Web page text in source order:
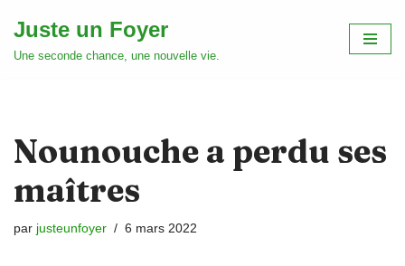
Aller
Juste un Foyer
Une seconde chance, une nouvelle vie.
Nounouche a perdu ses
maîtres
par justeunfoyer 6 mars 2022